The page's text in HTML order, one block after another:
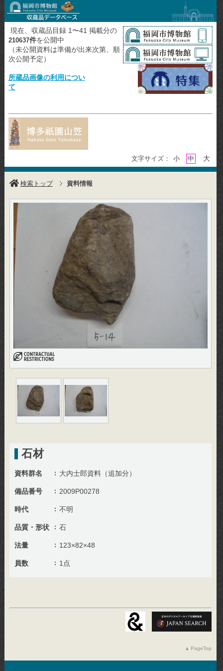
現在、収蔵品目録 1〜41 掲載分の
210637件を公開中
（未公開資料は準備が出来次第、順
次公開予定）
所蔵品画像の利用につい
て
文字サイズ： 小 中 大
検索トップ 資料情報
石材
資料群名 大内士郎資料（追加分）
備品番号 2009P00278
時代 不明
品質・形状 石
法量 123×82×48
員数 1点
PageTop